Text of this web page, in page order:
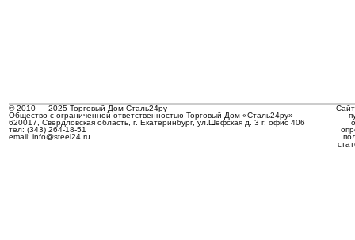
© 2010 — 2025 Торговый Дом Сталь24ру
Общество с ограниченной ответственностью Торговый Дом «Сталь24ру»
620017, Свердловская область, г. Екатеринбург, ул.Шефская д. 3 г, офис 406
тел: (343) 264-18-51
email: info@steel24.ru